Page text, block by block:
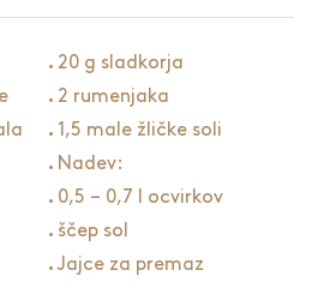
20 g sladkorja
2 rumenjaka
1,5 male žličke soli
Nadev:
0,5 – 0,7 l ocvirkov
ščep sol
Jajce za premaz